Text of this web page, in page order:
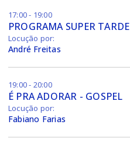
17:00 - 19:00
PROGRAMA SUPER TARDE
Locução por:
André Freitas
19:00 - 20:00
É PRA ADORAR - GOSPEL
Locução por:
Fabiano Farias